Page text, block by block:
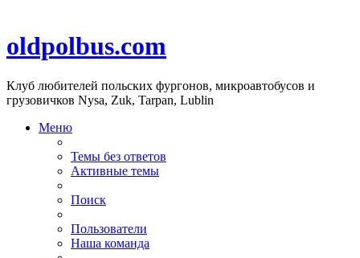
oldpolbus.com
Клуб любителей польских фургонов, микроавтобусов и
грузовичков Nysa, Zuk, Tarpan, Lublin
Меню
Темы без ответов
Активные темы
Поиск
Пользователи
Наша команда